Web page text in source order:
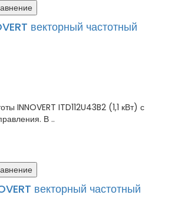
векторный частотный
INNOVERT ITD112U43B2 (1,1 кВт) с
В ..
векторный частотный